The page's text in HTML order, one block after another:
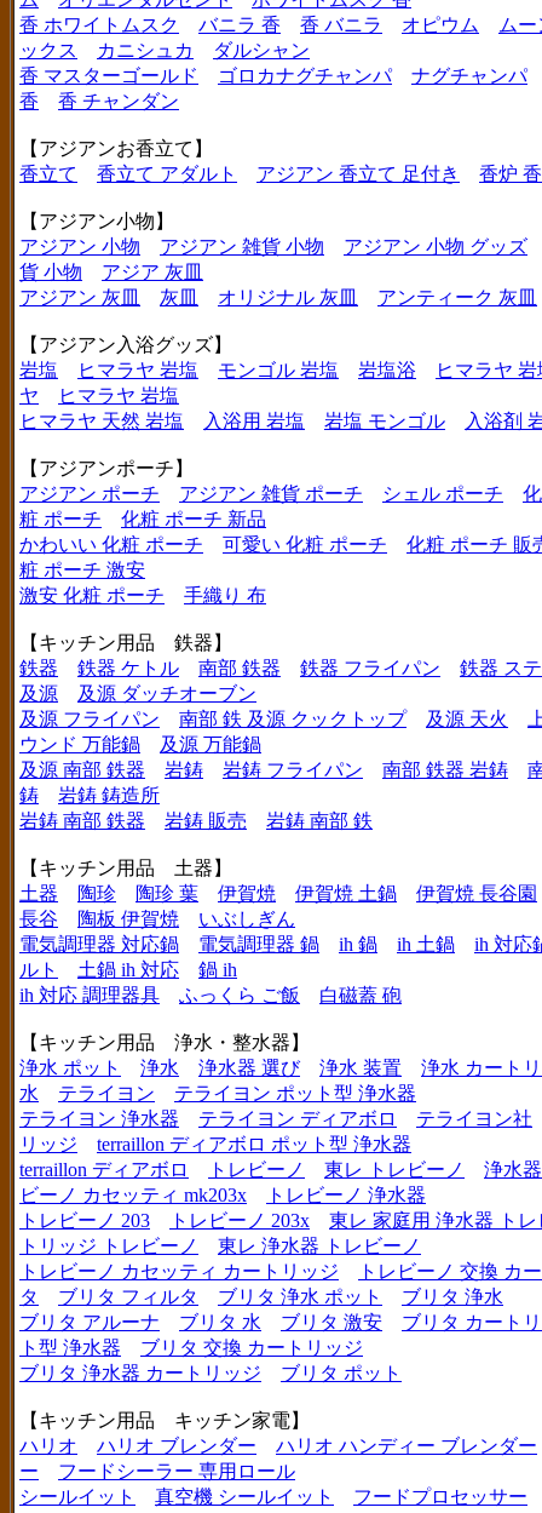
香 ホワイトムスク
バニラ 香 香 バニラ オピウム
ムー
ックス
カニシュカ
ダルシャン
香 マスターゴールド
ゴロカナグチャンパ
ナグチャンパ
香
香 チャンダン
【アジアンお香立て】
香立て
香立て アダルト アジアン 香立て 足付き 香炉
【アジアン小物】
アジアン 小物
アジアン 雑貨 小物
アジアン 小物 グッズ
貨 小物
アジア 灰皿
アジアン 灰皿
灰皿 オリジナル 灰皿 アンティーク 灰皿
【アジアン入浴グッズ】
岩塩
ヒマラヤ 岩塩 モンゴル 岩塩 岩塩浴
ヒマラヤ
ヤ
ヒマラヤ 岩塩
ヒマラヤ 天然 岩塩
入浴用 岩塩 岩塩 モンゴル 入浴剤
【アジアンポーチ】
アジアン ポーチ
アジアン 雑貨 ポーチ シェル ポーチ
粧 ポーチ
化粧 ポーチ 新品
かわいい 化粧 ポーチ
可愛い 化粧 ポーチ
化粧 ポーチ 販
粧 ポーチ 激安
激安 化粧 ポーチ
手織り 布
【キッチン用品 鉄器】
鉄器
鉄器 ケトル 南部 鉄器 鉄器 フライパン
鉄器 ス
及源
及源 ダッチオーブン
及源 フライパン
南部 鉄 及源 クックトップ 及源 天火
ウンド 万能鍋
及源 万能鍋
及源 南部 鉄器
岩鋳 岩鋳 フライパン 南部 鉄器 岩鋳
鋳
岩鋳 鋳造所
岩鋳 南部 鉄器
岩鋳 販売 岩鋳 南部 鉄
【キッチン用品 土器】
土器
陶珍 陶珍 葉 伊賀焼 伊賀焼 土鍋
伊賀焼 長谷園
長谷
陶板 伊賀焼
いぶしぎん
電気調理器 対応鍋
電気調理器 鍋 ih 鍋 ih 土鍋
ih 対応
ルト
土鍋 ih 対応
鍋 ih
ih 対応 調理器具
ふっくら ご飯 白磁蓋 砲
【キッチン用品 浄水・整水器】
浄水 ポット
浄水 浄水器 選び 浄水 装置
浄水 カート
水
テライヨン
テライヨン ポット型 浄水器
テライヨン 浄水器
テライヨン ディアボロ
テライヨン社
リッジ
terraillon ディアボロ ポット型 浄水器
terraillon ディアボロ
トレビーノ 東レ トレビーノ
浄水
ビーノ カセッティ mk203x
トレビーノ 浄水器
トレビーノ 203
トレビーノ 203x
東レ 家庭用 浄水器 トレ
トリッジ トレビーノ
東レ 浄水器 トレビーノ
トレビーノ カセッティ カートリッジ
トレビーノ 交換 カ
タ
ブリタ フィルタ ブリタ 浄水 ポット
ブリタ 浄水
ブリタ アルーナ
ブリタ 水 ブリタ 激安
ブリタ カート
ト型 浄水器
ブリタ 交換 カートリッジ
ブリタ 浄水器 カートリッジ
ブリタ ポット
【キッチン用品 キッチン家電】
ハリオ
ハリオ ブレンダー
ハリオ ハンディー ブレンダー
ー
フードシーラー 専用ロール
シールイット
真空機 シールイット
フードプロセッサー